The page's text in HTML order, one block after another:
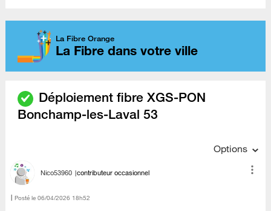
La Fibre Orange
La Fibre dans votre ville
Déploiement fibre XGS-PON
Bonchamp-les-Laval 53
Options
Nico53960 contributeur occasionnel
Posté le ‎06/04/2026 18h52